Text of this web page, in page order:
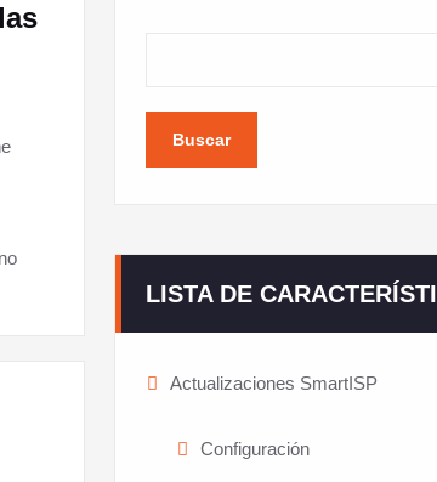
Buscar
LISTA DE
Actualizaciones SmartISP
Configuración